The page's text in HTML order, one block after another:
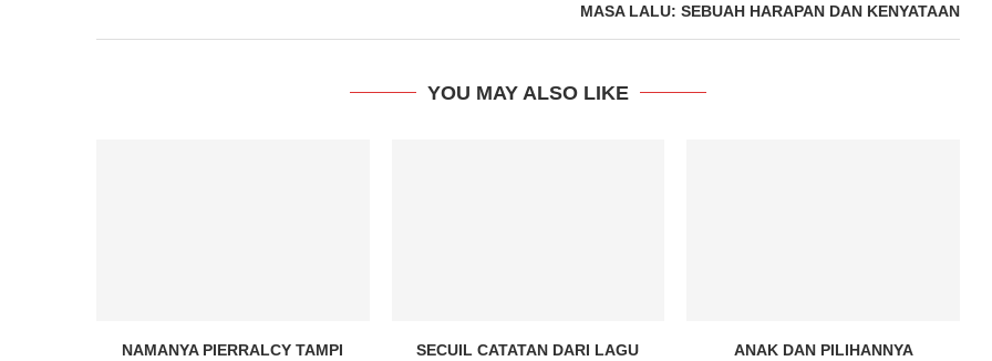
MASA LALU: SEBUAH HARAPAN DAN KENYATAAN
YOU MAY ALSO LIKE
NAMANYA PIERRALCY TAMPI
SECUIL CATATAN DARI LAGU
ANAK DAN PILIHANNYA